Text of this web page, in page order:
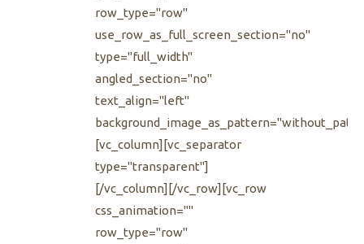
row_type="row"
use_row_as_full_screen_section="no"
type="full_width"
angled_section="no"
text_align="left"
[vc_column][vc_separator
type="transparent"]
[/vc_column][/vc_row][vc_row
css_animation=""
row_type="row"